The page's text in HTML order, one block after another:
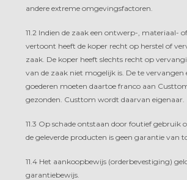
andere extreme omgevingsfactoren.
11.2 Indien de zaak een ontwerp-, materiaal-
vertoont heeft de koper recht op herstel of
zaak. De koper heeft slechts recht op
van de zaak niet mogelijk is. De te vervangen
goederen moeten daartoe franco aan
gezonden. Custtom wordt daarvan eigenaar.
11.3 Op schade ontstaan door foutief gebruik
de geleverde producten is geen garantie van
11.4 Het aankoopbewijs (orderbevestiging)
garantiebewijs.